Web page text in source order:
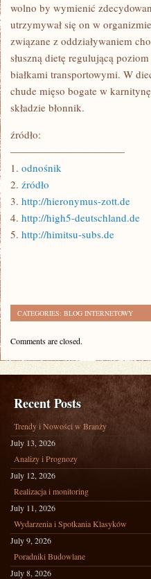
wolno by wymienić
utrzymywał się on w
związane z oddziaływaniem
słuszną dietę regulującą
białkami transportowymi. W
chude mięso bogate w
składzie błonnik.
źródło:
———————————
1. odnośnik
2. źródło
3. http://hieronymus-zott.de
4. http://high5-deutschland.de
5. http://himitsu-subs.de
CATEGORIES: BLOG INTERNETOWY
Comments are closed.
Recent Posts
Trendy i Nowości w Branży
July 13, 2026
Analizy i Prognozy
July 12, 2026
Realizacja i monitoring
July 11, 2026
Wydarzenia i Spotkania Klasyków
July 9, 2026
Poradniki Budowlane
July 8, 2026